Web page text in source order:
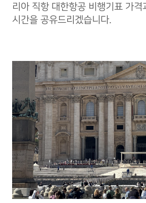
리아 직항 대한항공 비행기표 가
시간을 공유드리겠습니다.